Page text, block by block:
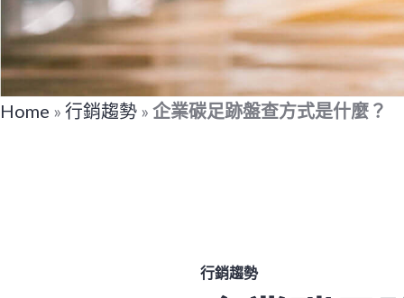
Home » 行銷趨勢 » 企業碳足跡盤查方式是什麼？
行銷趨勢